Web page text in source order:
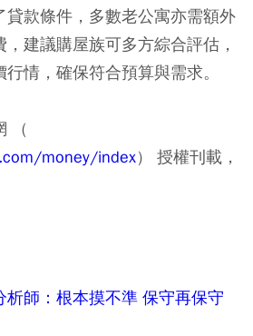
貸款條件，多數老公寓亦需額外
建議購屋族可多方綜合評估，
情，確保符合預算與需求。
（
money/index） 授權刊載，
析師：根本摸不準 保守再保守